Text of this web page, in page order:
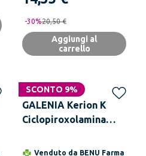
-30%20,50 €
Aggiungi al
carrello
SCONTO 9%
GALENIA Kerion K
Ciclopiroxolamina
Antiforfora 125 ml
Venduto da BENU Farma